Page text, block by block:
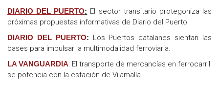
DIARIO DEL PUERTO: El sector transitario protegoniza las
próximas propuestas informativas de Diario del Puerto.
DIARIO DEL PUERTO: Los Puertos catalanes sientan las
bases para impulsar la multimodalidad ferroviaria.
LA VANGUARDIA: El transporte de mercancías en ferrocarril
se potencia con la estación de Vilamalla.